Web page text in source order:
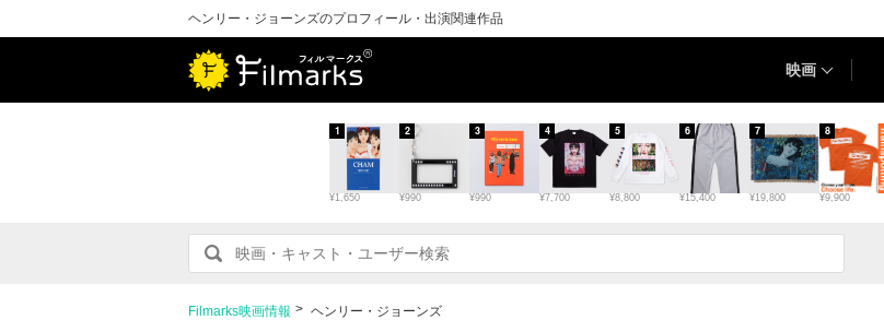
ヘンリー・ジョーンズのプロフィール・出演関連作品
映画
¥1,650
1
¥990
2
¥990
3
¥7,700
4
¥8,800
5
¥15,400
6
¥19,800
7
¥9,900
8
Filmarks映画情報 ヘンリー・ジョーンズ